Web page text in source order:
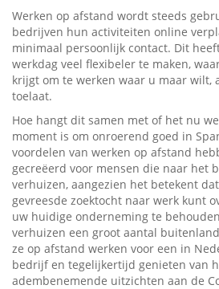
Werken op afstand wordt steeds
bedrijven hun activiteiten online
minimaal persoonlijk contact. Dit
werkdag veel flexibeler te maken,
krijgt om te werken waar u maar wilt,
toelaat.
Hoe hangt dit samen met of het nu
moment is om onroerend goed in
voordelen van werken op afstand
gecreëerd voor mensen die naar het
verhuizen, aangezien het betekent
gevreesde zoektocht naar werk kunt
uw huidige onderneming te
verhuizen een groot aantal
ze op afstand werken voor een in
bedrijf en tegelijkertijd genieten van
adembenemende uitzichten aan de